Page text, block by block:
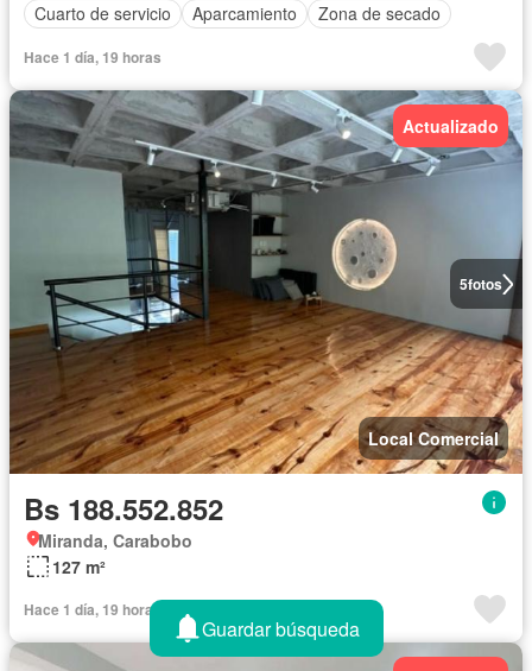
Cuarto de servicio
Aparcamiento Zona de secado
Hace 1 día, 19 horas
5fotos
Actualizado
Local Comercial
Bs 188.552.852
Miranda, Carabobo
127 m²
Hace 1 día, 19 horas
Guardar búsqueda